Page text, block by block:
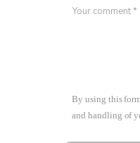
By using this
and handling of